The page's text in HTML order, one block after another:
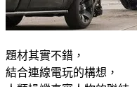
題材其實不錯，
結合連線電玩的構想，